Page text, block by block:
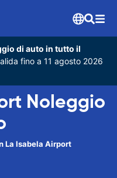
di auto in tutto il
fino a 11 agosto 2026
Noleggio
La Isabela Airport